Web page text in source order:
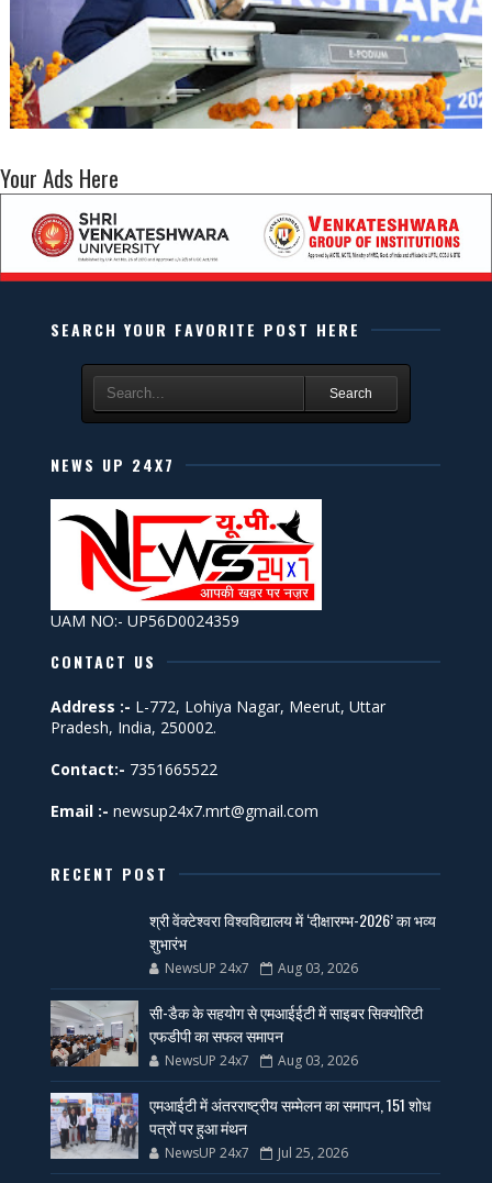
Your Ads Here
SEARCH YOUR FAVORITE POST HERE
Search
NEWS UP 24X7
UAM NO:- UP56D0024359
CONTACT US
Address :- L-772, Lohiya Nagar, Meerut, Uttar
Pradesh, India, 250002.
Contact:- 7351665522
Email :- newsup24x7.mrt@gmail.com
RECENT POST
श्री वेंक्टेश्वरा विश्वविद्यालय में ‘दीक्षारम्भ-2026’ का भव्य
शुभारंभ
NewsUP 24x7 Aug 03, 2026
सी-डैक के सहयोग से एमआईईटी में साइबर सिक्योरिटी
एफडीपी का सफल समापन
NewsUP 24x7 Aug 03, 2026
एमआईटी में अंतरराष्ट्रीय सम्मेलन का समापन, 151 शोध
पत्रों पर हुआ मंथन
NewsUP 24x7 Jul 25, 2026